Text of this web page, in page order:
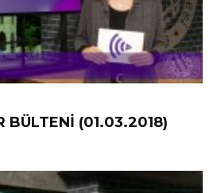
BÜLTENİ (01.03.2018)